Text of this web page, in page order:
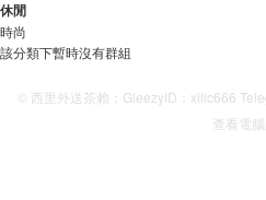
休閒
時尚
該分類下暫時沒有群組
© 西里外送茶賴：GleezyID：xilic666
查看電